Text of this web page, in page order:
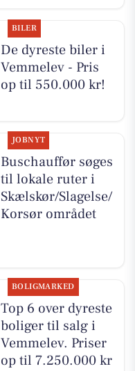
BILER
De dyreste biler i
Vemmelev - Pris
op til 550.000 kr!
JOBNYT
Buschauffør søges
til lokale ruter i
Skælskør/Slagelse/
Korsør området
BOLIGMARKED
Top 6 over dyreste
boliger til salg i
Vemmelev. Priser
op til 7.250.000 kr